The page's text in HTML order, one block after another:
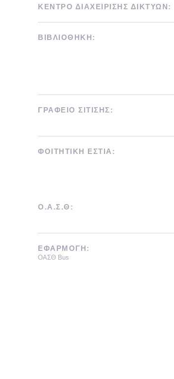
ΚΕΝΤΡΟ ΔΙΑΧΕΙΡΙΣΗΣ ΔΙΚΤΥΩΝ:
ΒΙΒΛΙΟΘΗΚΗ:
ΓΡΑΦΕΙΟ ΣΙΤΙΣΗΣ:
ΦΟΙΤΗΤΙΚΗ ΕΣΤΙΑ:
Ο.Α.Σ.Θ:
ΕΦΑΡΜΟΓΗ:
ΟΑΣΘ Bus